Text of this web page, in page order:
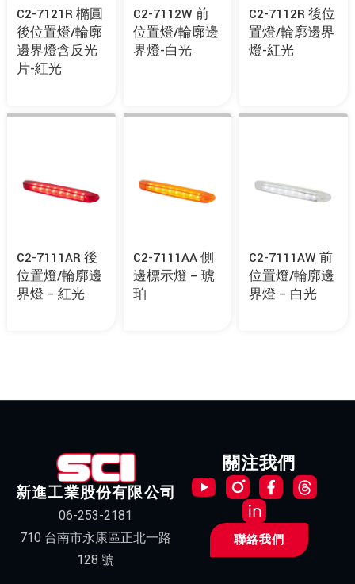
C2-7121R 橢圓
後位置燈/輪廓
邊界燈含反光
片-紅光
C2-7112W 前
位置燈/輪廓邊
界燈-白光
C2-7112R 後位
置燈/輪廓邊界
燈-紅光
C2-7111AR 後
位置燈/輪廓邊
界燈 – 紅光
C2-7111AA 側
邊標示燈 – 琥
珀
C2-7111AW 前
位置燈/輪廓邊
界燈 – 白光
新進工業股份有限公司
06-253-2181
710 台南市永康區正北一路
128 號
關注我們
聯絡我們